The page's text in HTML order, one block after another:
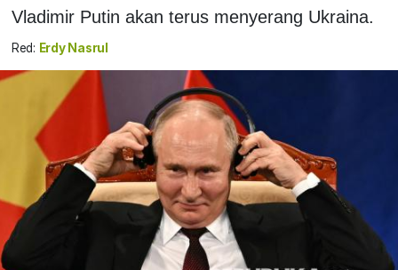
Vladimir Putin akan terus menyerang Ukraina.
Red: Erdy Nasrul